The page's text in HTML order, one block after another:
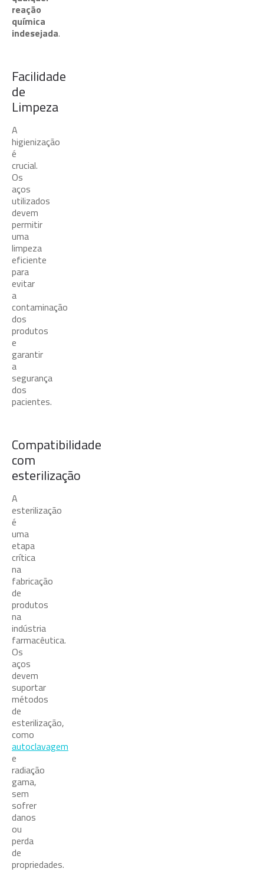
reação
química
indesejada.
Facilidade
de
Limpeza
A
higienização
é
crucial.
Os
aços
utilizados
devem
permitir
uma
limpeza
eficiente
para
evitar
a
contaminação
dos
produtos
e
garantir
a
segurança
dos
pacientes.
Compatibilidade
com
esterilização
A
esterilização
é
uma
etapa
crítica
na
fabricação
de
produtos
na
indústria
farmacêutica.
Os
aços
devem
suportar
métodos
de
esterilização,
como
autoclavagem
e
radiação
gama,
sem
sofrer
danos
ou
perda
de
propriedades.